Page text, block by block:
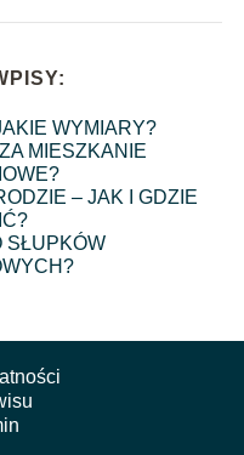
WYMIARY?
MIESZKANIE
– JAK I GDZIE
SŁUPKÓW